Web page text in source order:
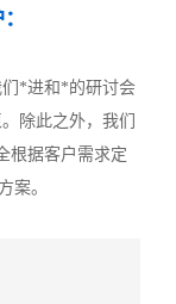
*进和*的研讨会
除此之外，我们
根据客户需求定
案。